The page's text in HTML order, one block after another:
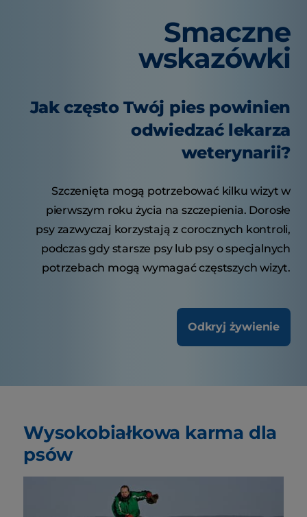
Smaczne
wskazówki
Jak często Twój pies powinien
odwiedzać lekarza
weterynarii?
Szczenięta mogą potrzebować kilku wizyt w
pierwszym roku życia na szczepienia. Dorosłe
psy zazwyczaj korzystają z corocznych kontroli,
podczas gdy starsze psy lub psy o specjalnych
potrzebach mogą wymagać częstszych wizyt.
Odkryj żywienie
Wysokobiałkowa karma dla
psów